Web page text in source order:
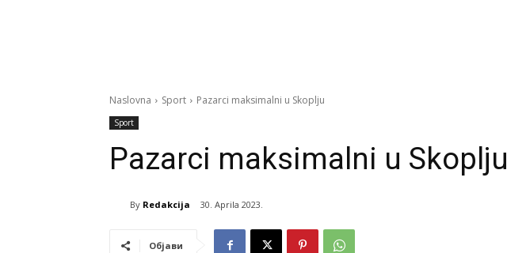
Naslovna Sport Pazarci maksimalni u Skoplju
Sport
Pazarci maksimalni u Skoplju
By Redakcija 30. Aprila 2023.
Објави